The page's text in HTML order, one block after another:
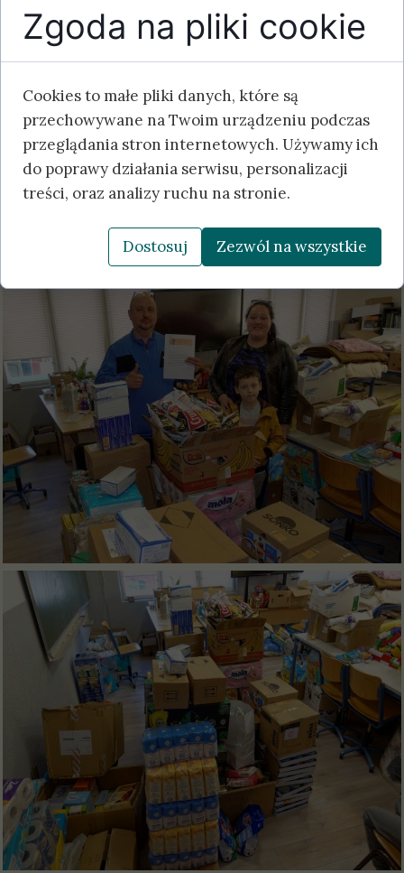
Zgoda na pliki cookie
Cookies to małe pliki danych, które są
przechowywane na Twoim urządzeniu podczas
przeglądania stron internetowych. Używamy ich
do poprawy działania serwisu, personalizacji
treści, oraz analizy ruchu na stronie.
Dostosuj Zezwól na wszystkie